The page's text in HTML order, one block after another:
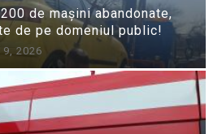
de mașini abandonate,
de pe domeniul public!
2026